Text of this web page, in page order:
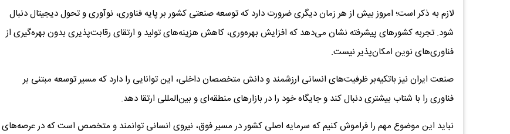
لازم به ذکر است؛ امروز بیش از هر زمان دیگری ضرورت دارد که توسعه صنعتی کشور بر پایه فناوری، نوآوری و تحول دیجیتال دنبال
شود. تجربه کشورهای پیشرفته نشان می‌دهد که افزایش بهره‌وری، کاهش هزینه‌های تولید و ارتقای رقابت‌پذیری بدون بهره‌گیری از
فناوری‌های نوین امکان‌پذیر نیست.
صنعت ایران نیز باتکیه‌بر ظرفیت‌های انسانی ارزشمند و دانش متخصصان داخلی، این توانایی را دارد که مسیر توسعه مبتنی بر
فناوری را با شتاب بیشتری دنبال کند و جایگاه خود را در بازارهای منطقه‌ای و بین‌المللی ارتقا دهد.
نباید این موضوع مهم را فراموش کنیم که سرمایه اصلی کشور در مسیر فوق، نیروی انسانی توانمند و متخصص است که در عرصه‌های